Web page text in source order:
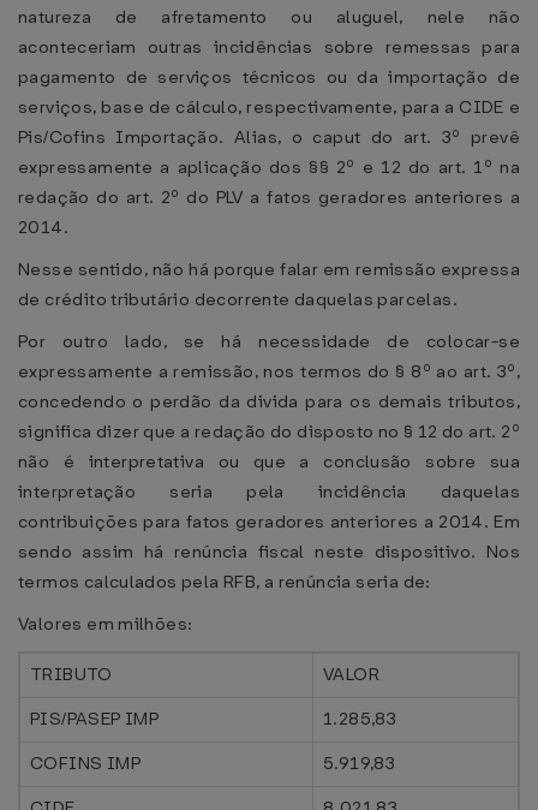
natureza de afretamento ou aluguel, nele não
aconteceriam outras incidências sobre remessas para
pagamento de serviços técnicos ou da importação de
serviços, base de cálculo, respectivamente, para a CIDE e
Pis/Cofins Importação. Alias, o caput do art. 3º prevê
expressamente a aplicação dos §§ 2º e 12 do art. 1º na
redação do art. 2º do PLV a fatos geradores anteriores a
2014.
Nesse sentido, não há porque falar em remissão expressa
de crédito tributário decorrente daquelas parcelas.
Por outro lado, se há necessidade de colocar-se
expressamente a remissão, nos termos do § 8º ao art. 3º,
concedendo o perdão da divida para os demais tributos,
significa dizer que a redação do disposto no § 12 do art. 2º
não é interpretativa ou que a conclusão sobre sua
interpretação seria pela incidência daquelas
contribuições para fatos geradores anteriores a 2014. Em
sendo assim há renúncia fiscal neste dispositivo. Nos
termos calculados pela RFB, a renúncia seria de:
Valores em milhões:
TRIBUTO
VALOR
PIS/PASEP IMP
1.285,83
COFINS IMP
5.919,83